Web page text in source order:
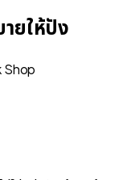
ยให้ปัง
Shop